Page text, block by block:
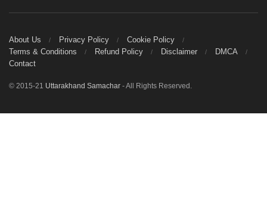
About Us Privacy Policy
Cookie Policy
Terms & Conditions
Refund Policy Disclaimer
DMCA
Contact
© 2015-21 Uttarakhand Samachar - All Rights Reserved.